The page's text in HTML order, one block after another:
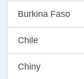
Burkina Faso
Chile
Chiny